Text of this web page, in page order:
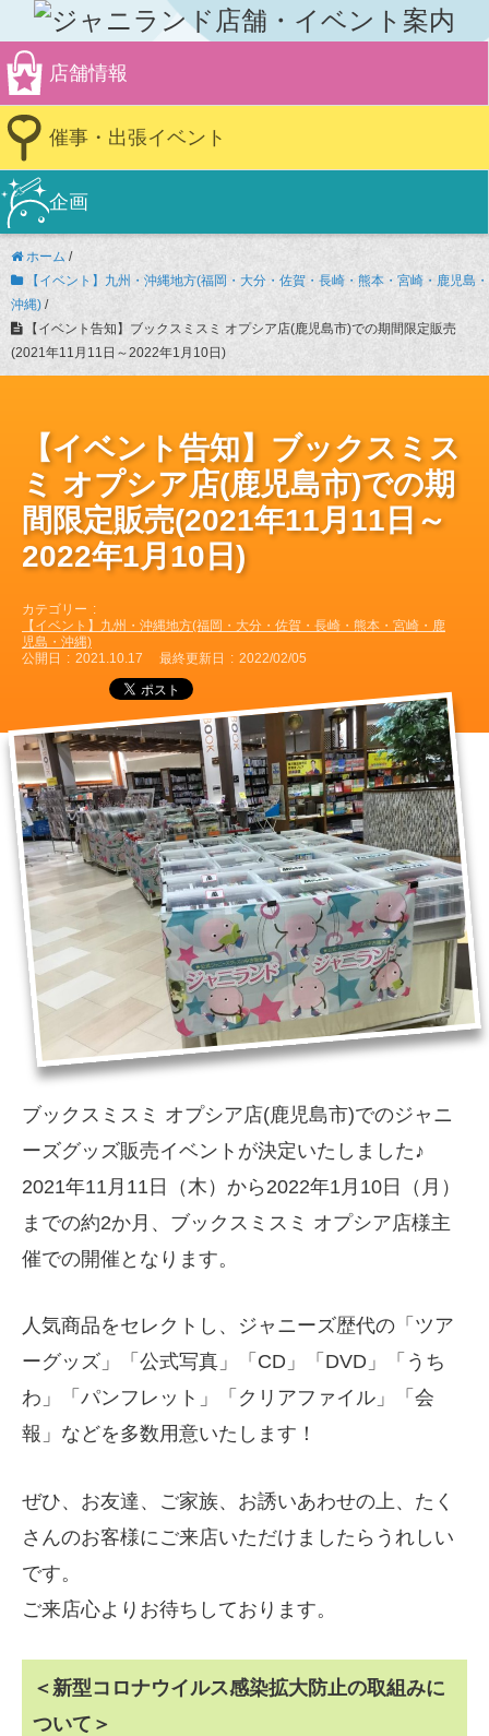
店舗情報
催事・出張イベント
企画
ホーム /
【イベント】九州・沖縄地方(福岡・大分・佐賀・長崎・熊本・宮崎・鹿児島・
沖縄) /
【イベント告知】ブックスミスミ オプシア店(鹿児島市)での期間限定販売
(2021年11月11日～2022年1月10日)
【イベント告知】ブックスミス
ミ オプシア店(鹿児島市)での期
間限定販売(2021年11月11日～
2022年1月10日)
カテゴリー
【イベント】九州・沖縄地方(福岡・大分・佐賀・長崎・熊本・宮崎・鹿
児島・沖縄)
公開日
2021.10.17 最終更新日 2022/02/05
ブックスミスミ オプシア店(鹿児島市)でのジャニ
ーズグッズ販売イベントが決定いたしました♪
2021年11月11日（木）から2022年1月10日（月）
までの約2か月、ブックスミスミ オプシア店様主
催での開催となります。
人気商品をセレクトし、ジャニーズ歴代の「ツア
ーグッズ」「公式写真」「CD」「DVD」「うち
わ」「パンフレット」「クリアファイル」「会
報」などを多数用意いたします！
ぜひ、お友達、ご家族、お誘いあわせの上、たく
さんのお客様にご来店いただけましたらうれしい
です。
ご来店心よりお待ちしております。
＜新型コロナウイルス感染拡大防止の取組みに
ついて＞